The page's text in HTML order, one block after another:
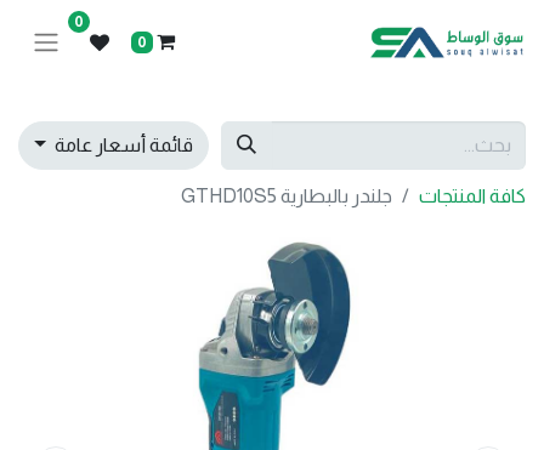
0
0
قائمة أسعار عامة
كافة المنتجات جلندر بالبطارية GTHD10S5